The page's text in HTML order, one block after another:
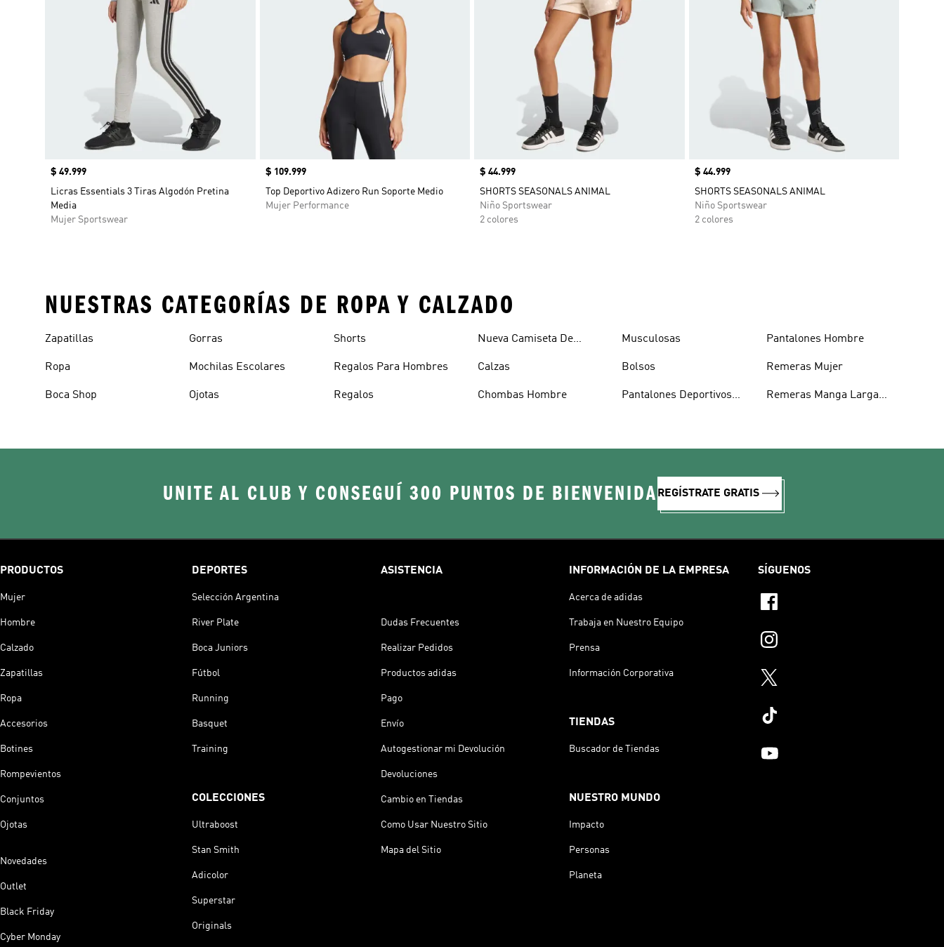
Precio
$ 49.999
Licras Essentials 3 Tiras Algodón Pretina
Media
Mujer Sportswear
Precio
$ 109.999
Top Deportivo Adizero Run Soporte Medio
Mujer Performance
Precio
$ 44.999
SHORTS SEASONALS ANIMAL
Niño Sportswear
2 colores
Precio
$ 44.999
SHORTS SEASONALS ANIMAL
Niño Sportswear
2 colores
NUESTRAS CATEGORÍAS DE ROPA Y CALZADO
Zapatillas
Ropa
Boca Shop
Gorras
Mochilas Escolares
Ojotas
Shorts
Regalos Para Hombres
Regalos
Nueva Camiseta De
Calzas
Chombas Hombre
Musculosas
Bolsos
Pantalones Deportivos
Pantalones Hombre
Remeras Mujer
Remeras Manga Larga
UNITE AL CLUB Y CONSEGUÍ 300 PUNTOS DE BIENVENIDA REGÍSTRATE GRATIS
PRODUCTOS
Mujer
Hombre
Calzado
Zapatillas
Ropa
Accesorios
Botines
Rompevientos
Conjuntos
Ojotas
Novedades
Outlet
Black Friday
Cyber Monday
DEPORTES
Selección Argentina
River Plate
Boca Juniors
Fútbol
Running
Basquet
Training
COLECCIONES
Ultraboost
Stan Smith
Adicolor
Superstar
Originals
ASISTENCIA
Dudas Frecuentes
Realizar Pedidos
Productos adidas
Pago
Envío
Autogestionar mi Devolución
Devoluciones
Cambio en Tiendas
Como Usar Nuestro Sitio
Mapa del Sitio
INFORMACIÓN DE LA EMPRESA
Acerca de adidas
Trabaja en Nuestro Equipo
Prensa
Información Corporativa
TIENDAS
Buscador de Tiendas
NUESTRO MUNDO
Impacto
Personas
Planeta
SÍGUENOS